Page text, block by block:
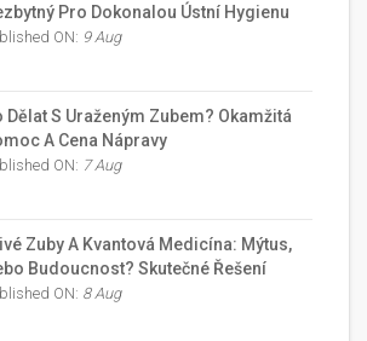
Pro Dokonalou Ústní Hygienu
ON: 9 Aug
Dělat S Uraženým Zubem? Okamžitá
A Cena Nápravy
ON: 7 Aug
Zuby A Kvantová Medicína: Mýtus,
Budoucnost? Skutečné Řešení
ON: 8 Aug